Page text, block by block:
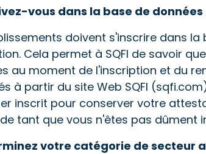
vous dans la base de données
doivent s'inscrire dans
Cela permet à SQFI de savoir
au moment de l'inscription et du
à partir du site Web SQFI
inscrit pour conserver votre
tant que vous n'êtes pas dûment
votre catégorie de secteur